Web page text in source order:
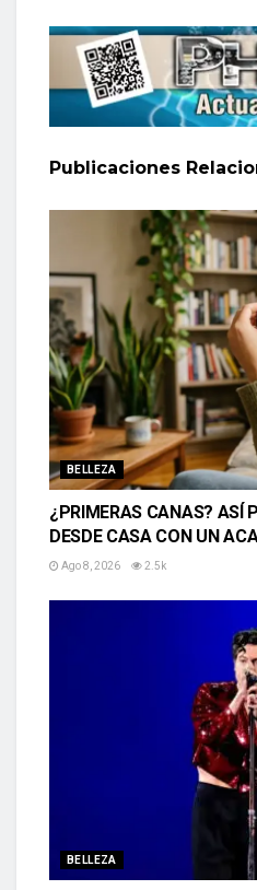
Publicaciones
BELLEZA
¿PRIMERAS CANAS? ASÍ
DESDE CASA CON UN
Ago 8, 2026 2.5k
BELLEZA